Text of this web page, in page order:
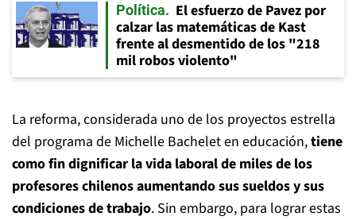
Política
El esfuerzo de Pavez por
calzar las matemáticas de Kast
frente al desmentido de los "218
mil robos violento"
La reforma, considerada uno de los proyectos estrella
del programa de Michelle Bachelet en educación,tiene
como fin dignificar la vida laboral de miles de los
profesores chilenos aumentando sus sueldos y sus
condiciones de trabajo. Sin embargo, para lograr estas